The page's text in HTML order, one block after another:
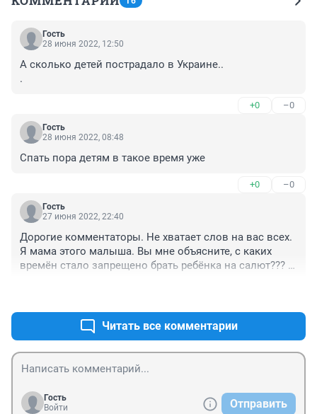
Гость
28 июня 2022, 12:50
А сколько детей пострадало в Украине..
.
+0 –0
Гость
28 июня 2022, 08:48
Спать пора детям в такое время уже
+0 –0
Гость
27 июня 2022, 22:40
Дорогие комментаторы. Не хватает слов на вас всех.
Я мама этого малыша. Вы мне объясните, с каких
времён стало запрещено брать ребёнка на салют???
становился все выше и сыну сверху прилетел
маленький шарик. Мгновенно кровь и крики. Хватит
уже говорить про безалаберность родителей и тд.
Никто ничего не подозревал. Не пожелаю никому
пережить это. И спасибо огромное девушкам,
которые нам помогли🙏🙏🙏
Читать все комментарии
Гость
Войти
Отправить